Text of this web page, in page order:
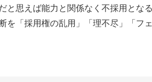
と思えば能力と関係なく不採用とな
を「採用権の乱用」「理不尽」「フ